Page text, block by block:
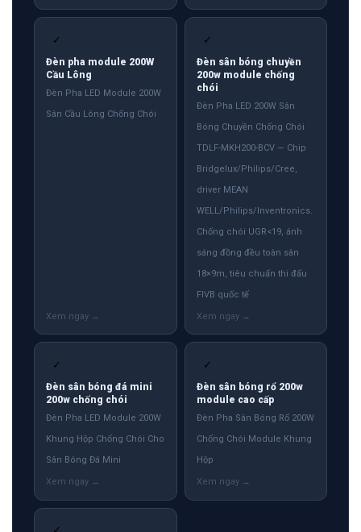
✓
Đèn pha module 200W
Cầu Lông
Đèn Pha LED Module 200W
Sân Cầu Lông Chống Chói
✓
Đèn sân bóng chuyền
200w module chống
chói
Đèn Pha LED 200W Sân
Bóng Chuyền Chống Chói
TDLF-MKH200-BCV — Chip
Bridgelux/Philips/Cree,
driver MEAN
WELL/Philips/Inventronics.
Chống chói UGR<19, ánh
sáng đồng đều toàn sân
18×9m, tiêu chuẩn thi đấu
FIVB quốc tế
✓
Đèn sân bóng đá mini
200w chống chói
Đèn Pha LED Module 200W
Khung Hộp Chống Chói Cho
Sân Bóng Đá Mini
✓
Đèn sân bóng rổ 200w
module cao cấp
Đèn Pha Sân Bóng Rổ 200W
Chống Chói Module Khung
Hộp